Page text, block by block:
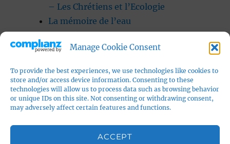
Manage Cookie Consent
To provide the best experiences, we use technologies like cookies to
store and/or access device information. Consenting to these
technologies will allow us to process data such as browsing behavior
or unique IDs on this site. Not consenting or withdrawing consent,
may adversely affect certain features and functions.
ACCEPT
– Les Chrétiens et l’Ecologie
La mémoire de l’eau
Les vaccins
Sciences critiques : dossier sur le
transhumanisme
sciences de la vie
L’Evolution